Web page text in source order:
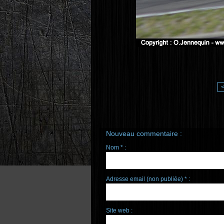
<
Nouveau commentaire :
Nom * :
Adresse email (non publiée) * :
Site web :